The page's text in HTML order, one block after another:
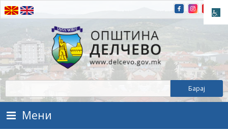
Прескокнете на содржината
Општина Делчево
Општина Делчево
Мени